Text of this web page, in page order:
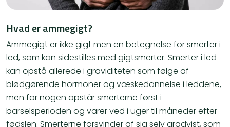
Hvad er ammegigt?
Ammegigt er ikke gigt men en betegnelse for smerter i
led, som kan sidestilles med gigtsmerter. Smerter i led
kan opstå allerede i graviditeten som følge af
blødgørende hormoner og væskedannelse i leddene,
men for nogen opstår smerterne først i
barselsperioden og varer ved i uger til måneder efter
fødslen. Smerterne forsvinder af sig selv gradvist, som